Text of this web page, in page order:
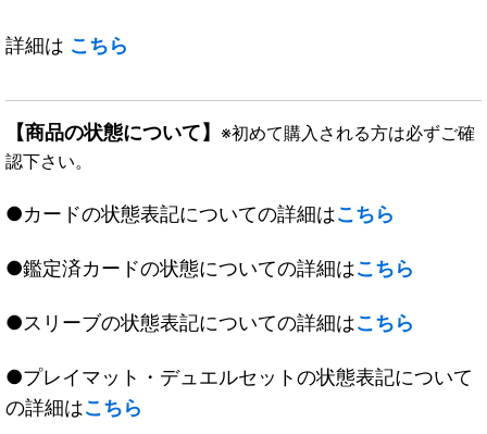
詳細は こちら
【商品の状態について】 ※初めて購入される方は必ずご確
認下さい。
●カードの状態表記についての詳細はこちら
●鑑定済カードの状態についての詳細はこちら
●スリーブの状態表記についての詳細はこちら
●プレイマット・デュエルセットの状態表記について
の詳細はこちら